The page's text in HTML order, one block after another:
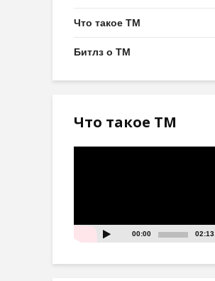
Что такое ТМ
Битлз о ТМ
Что такое ТМ
00:00 02:13